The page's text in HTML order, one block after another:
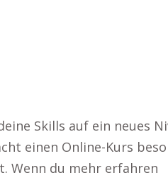
Skills auf ein neues
einen Online-Kurs
Wenn du mehr erfahren